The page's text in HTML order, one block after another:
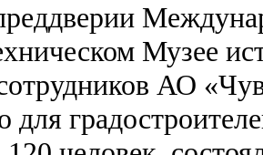
Музее
АО
для